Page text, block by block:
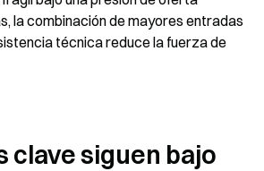
la combinación de mayores entradas
técnica reduce la fuerza de
clave siguen bajo